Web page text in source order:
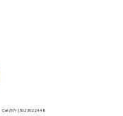
Cel: (57+) 302 3022448